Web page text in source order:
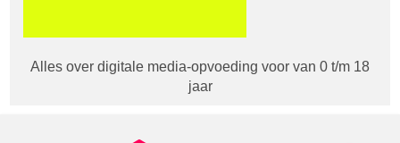
Alles over digitale media-opvoeding voor van 0 t/m 18
jaar